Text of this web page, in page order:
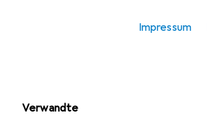
Impressum
Verwandte